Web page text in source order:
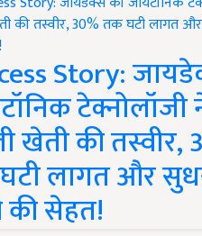
Story:
टेक्नोलॉजी
खेती की तस्वीर,
लागत और
की सेहत!